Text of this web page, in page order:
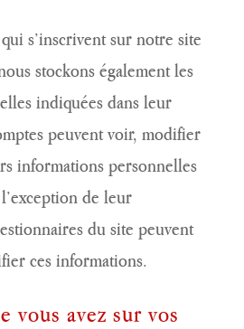
s’inscrivent sur notre site
stockons également les
indiquées dans leur
peuvent voir, modifier
informations personnelles
de leur
du site peuvent
ces informations.
vous avez sur vos